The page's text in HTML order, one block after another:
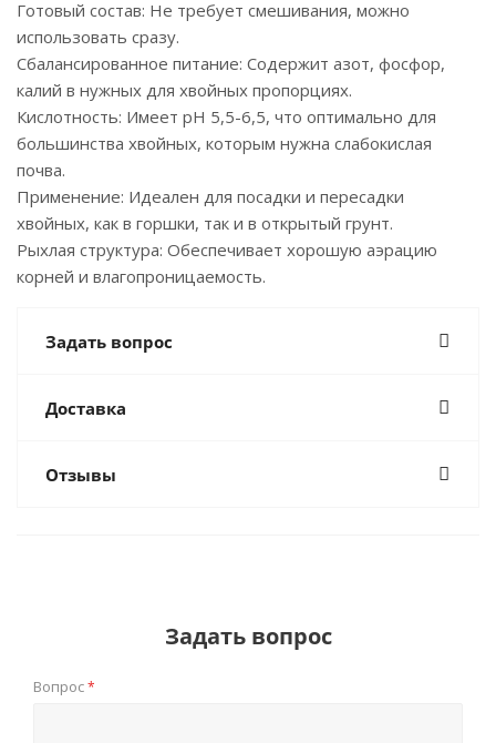
Готовый состав: Не требует смешивания, можно
использовать сразу.
Сбалансированное питание: Содержит азот, фосфор,
калий в нужных для хвойных пропорциях.
Кислотность: Имеет pH 5,5-6,5, что оптимально для
большинства хвойных, которым нужна слабокислая
почва.
Применение: Идеален для посадки и пересадки
хвойных, как в горшки, так и в открытый грунт.
Рыхлая структура: Обеспечивает хорошую аэрацию
корней и влагопроницаемость.
Задать вопрос
Доставка
Отзывы
Задать вопрос
Вопрос*